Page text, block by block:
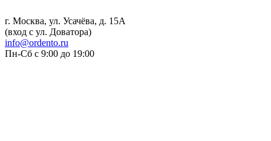
г. Москва, ул. Усачёва, д. 15А
(вход с ул. Доватора)
info@ordento.ru
Пн-Сб с 9:00 до 19:00